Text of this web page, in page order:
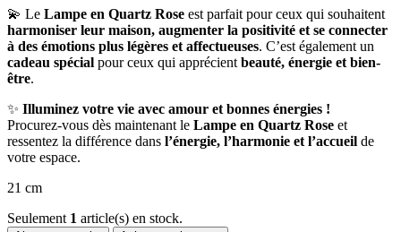
💫 Le Lampe en Quartz Rose est parfait pour ceux qui souhaitent
harmoniser leur maison, augmenter la positivité et se connecter
à des émotions plus légères et affectueuses. C’est également un
cadeau spécial pour ceux qui apprécient beauté, énergie et bien-
être.
✨ Illuminez votre vie avec amour et bonnes énergies !
Procurez-vous dès maintenant le Lampe en Quartz Rose et
ressentez la différence dans l’énergie, l’harmonie et l’accueil de
votre espace.
21 cm
Seulement 1 article(s) en stock.